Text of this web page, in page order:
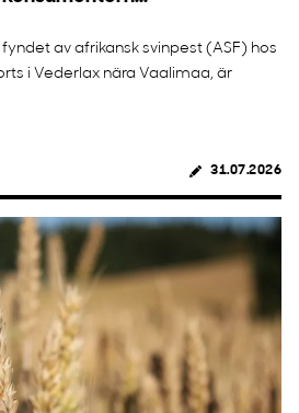
av afrikansk svinpest (ASF) hos
i Vederlax nära Vaalimaa, är
31.07.2026